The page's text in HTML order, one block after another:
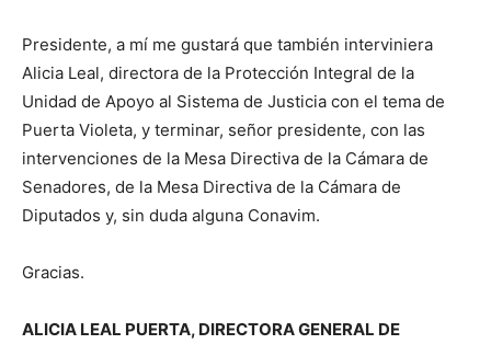
Presidente, a mí me gustará que también interviniera
Alicia Leal, directora de la Protección Integral de la
Unidad de Apoyo al Sistema de Justicia con el tema de
Puerta Violeta, y terminar, señor presidente, con las
intervenciones de la Mesa Directiva de la Cámara de
Senadores, de la Mesa Directiva de la Cámara de
Diputados y, sin duda alguna Conavim.
Gracias.
ALICIA LEAL PUERTA, DIRECTORA GENERAL DE